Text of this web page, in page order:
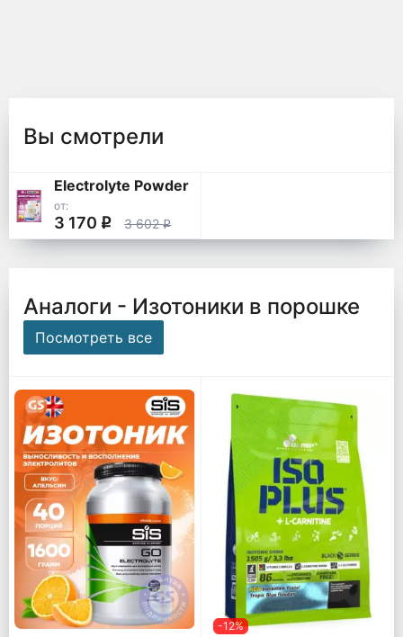
Вы смотрели
Electrolyte Powder
от:
3 170 q 3 602q
Аналоги - Изотоники в порошке
Посмотреть все
-12%